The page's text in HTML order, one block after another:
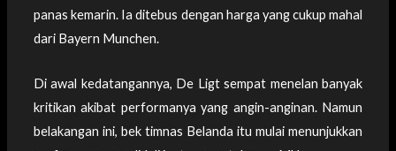
panas kemarin. Ia ditebus dengan harga yang cukup mahal
dari Bayern Munchen.
Di awal kedatangannya, De Ligt sempat menelan banyak
kritikan akibat performanya yang angin-anginan. Namun
belakangan ini, bek timnas Belanda itu mulai menunjukkan